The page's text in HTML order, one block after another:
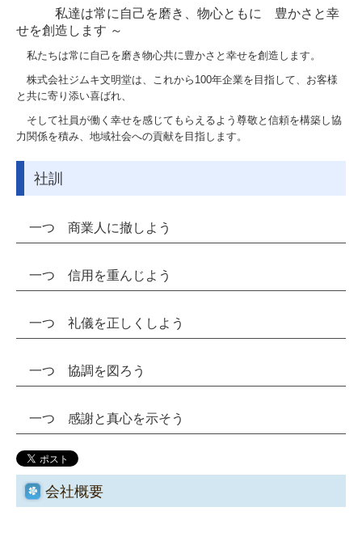
私達は常に自己を磨き、物心ともに 豊かさと幸
せを創造します ～
私たちは常に自己を磨き物心共に豊かさと幸せを創造します。
株式会社ジムキ文明堂は、これから100年企業を目指して、お客様
と共に寄り添い喜ばれ、
そして社員が働く幸せを感じてもらえるよう尊敬と信頼を構築し協
力関係を積み、地域社会への貢献を目指します。
社訓
一つ 商業人に撤しよう
一つ 信用を重んじよう
一つ 礼儀を正しくしよう
一つ 協調を図ろう
一つ 感謝と真心を示そう
会社概要